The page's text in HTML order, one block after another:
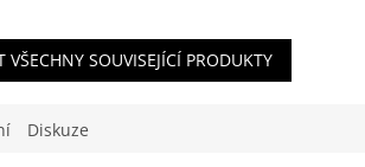
VŠECHNY SOUVISEJÍCÍ PRODUKTY
Diskuze